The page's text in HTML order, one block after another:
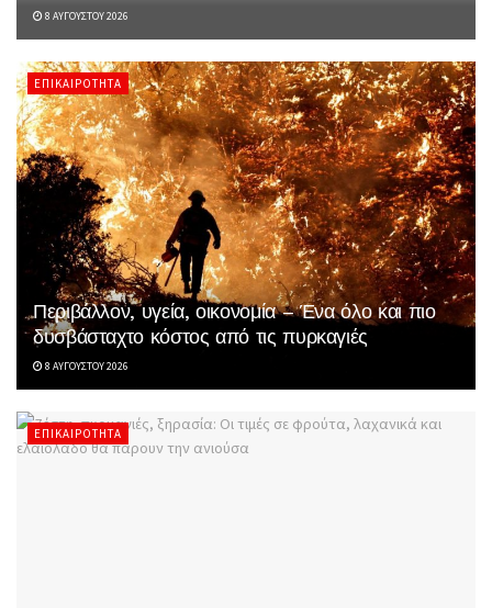
8 ΑΥΓΟΎΣΤΟΥ 2026
ΕΠΙΚΑΙΡΌΤΗΤΑ
Περιβάλλον, υγεία, οικονομία – Ένα όλο και πιο
δυσβάσταχτο κόστος από τις πυρκαγιές
8 ΑΥΓΟΎΣΤΟΥ 2026
ΕΠΙΚΑΙΡΌΤΗΤΑ